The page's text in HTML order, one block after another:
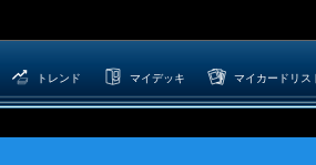
トレンド マイデッキ マイカードリス